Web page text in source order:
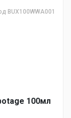
BUX100WWA001
100мл